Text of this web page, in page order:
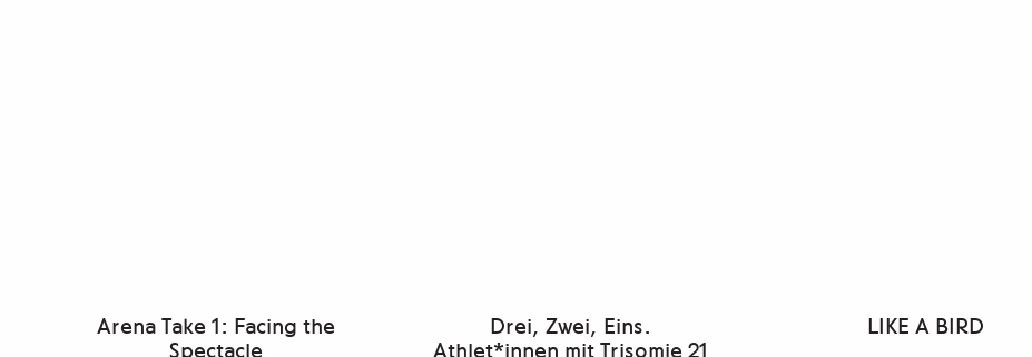
Arena Take 1: Facing the
Spectacle
Drei, Zwei, Eins.
Athlet*innen mit Trisomie 21
LIKE A BIRD